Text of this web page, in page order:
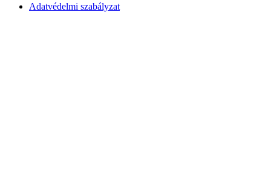
Adatvédelmi szabályzat